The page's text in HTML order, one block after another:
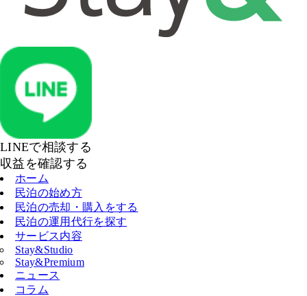
LINEで相談する
収益を確認する
ホーム
民泊の始め方
民泊の売却・購入をする
民泊の運用代行を探す
サービス内容
Stay&Studio
Stay&Premium
ニュース
コラム